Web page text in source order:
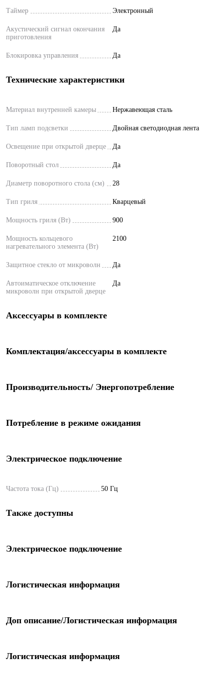
Таймер Электронный
Акустический сигнал окончания
приготовления
Да
Блокировка управления Да
Технические характеристики
Материал внутренней камеры Нержавеющая сталь
Тип ламп подсветки Двойная светодиодная лента
Освещение при открытой дверце Да
Поворотный стол Да
Диаметр поворотного стола (см) 28
Тип гриля Кварцевый
Мощность гриля (Вт) 900
Мощность кольцевого
нагревательного элемента (Вт)
2100
Защитное стекло от микроволн Да
Автоиматическое отключение
микроволн при открытой дверце
Да
Аксессуары в комплекте
Комплектация/аксессуары в комплекте
Производительность/ Энергопотребление
Потребление в режиме ожидания
Электрическое подключение
Частота тока (Гц) 50 Гц
Также доступны
Электрическое подключение
Логистическая информация
Доп описание/Логистическая информация
Логистическая информация